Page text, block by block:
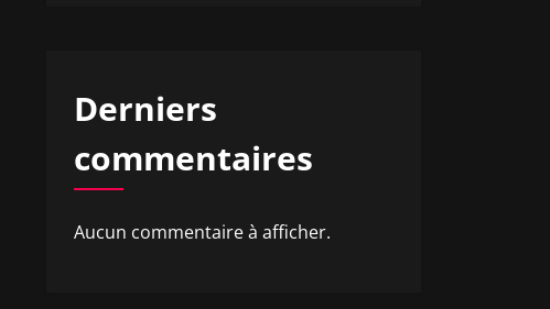
Derniers
commentaires
Aucun commentaire à afficher.